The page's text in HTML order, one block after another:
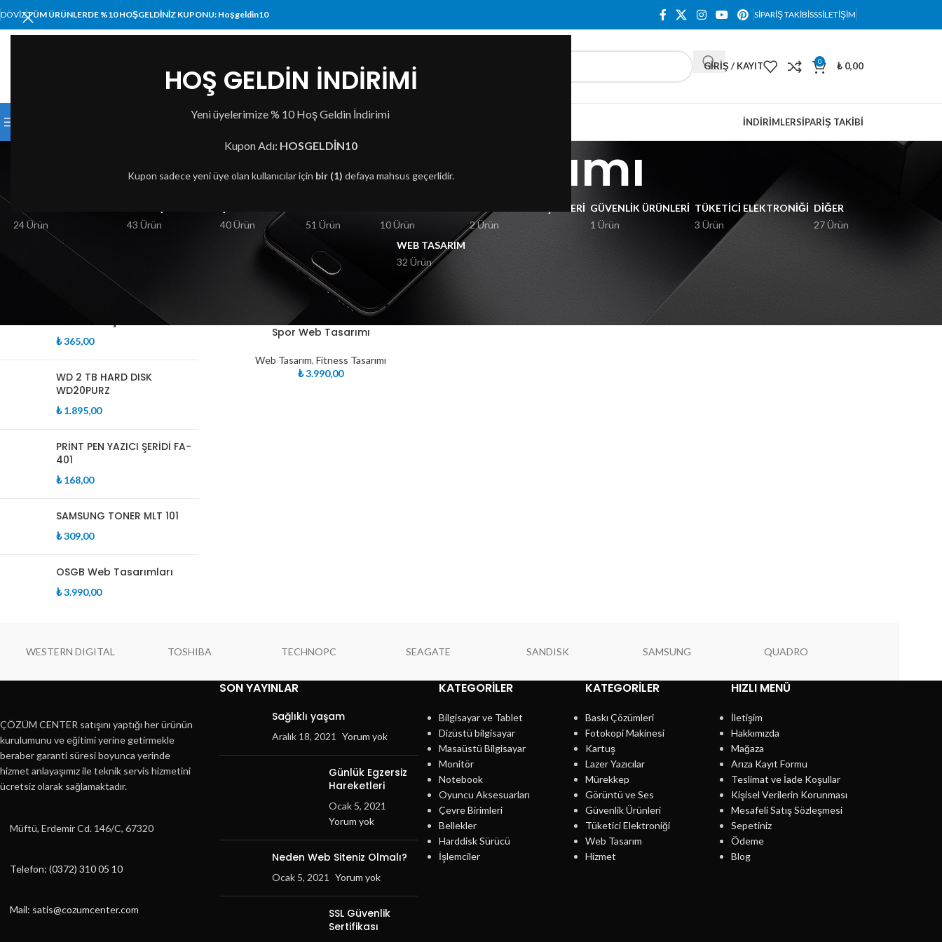
HOŞ GELDİN İNDİRİMİ
Yeni üyelerimize % 10 Hoş Geldin İndirimi
Kupon Adı: HOSGELDİN10
Kupon sadece yeni üye olan kullanıcılar için bir (1) defaya mahsus geçerlidir.
DÖVIZTÜM ÜRÜNLERDE %10 HOŞGELDİNİZ KUPONU: Hoşgeldin10 SIPARIŞ TAKIBISSSİLETIŞIM
KATEGORI SEÇIN
GIRIŞ / KAYIT 0 ₺ 0,00
ANA SAYFAMAĞAZA HAKKIMIZDAİLETIŞIM İNDIRIMLERSIPARIŞ TAKIBI
Fitness Tasarımı
24 Ürün
43 Ürün
40 Ürün
51 Ürün
10 Ürün
BILGISAYAR BILEŞENLERI
2 Ürün
GÜVENLIK ÜRÜNLERI
1 Ürün
TÜKETICI ELEKTRONIĞI
3 Ürün
DIĞER
27 Ürün
WEB TASARIM
32 Ürün
Classone G16001L
₺365,00
WD 2 TB HARD DISK
WD20PURZ
₺1.895,00
PRİNT PEN YAZICI ŞERİDİ FA-
401
₺168,00
SAMSUNG TONER MLT 101
₺309,00
OSGB Web Tasarımları
₺3.990,00
Web Tasarım Fitness Tasarımı
Spor Web Tasarımı
Web Tasarım,Fitness Tasarımı
₺3.990,00
WESTERN DIGITAL TOSHIBA TECHNOPC SEAGATE SANDISK SAMSUNG QUADRO
ÇÖZÜM CENTER satışını yaptığı her ürünün
kurulumunu ve eğitimi yerine getirmekle
beraber garanti süresi boyunca yerinde
hizmet anlayaşımız ile teknik servis hizmetini
ücretsiz olarak sağlamaktadır.
Müftü, Erdemir Cd. 146/C, 67320
Telefon: (0372) 310 05 10
Mail: satis@cozumcenter.com
SON YAYINLAR
Sağlıklı yaşam
Aralık 18, 2021 Yorum yok
Günlük Egzersiz
Hareketleri
Ocak 5, 2021
Yorum yok
Neden Web Siteniz Olmalı?
Ocak 5, 2021 Yorum yok
SSL Güvenlik
Sertifikası
KATEGORILER
Bilgisayar ve Tablet
Dizüstü bilgisayar
Masaüstü Bilgisayar
Monitör
Notebook
Oyuncu Aksesuarları
Çevre Birimleri
Bellekler
Harddisk Sürücü
İşlemciler
KATEGORILER
Baskı Çözümleri
Fotokopi Makinesi
Kartuş
Lazer Yazıcılar
Mürekkep
Görüntü ve Ses
Güvenlik Ürünleri
Tüketici Elektroniği
Web Tasarım
Hizmet
HIZLI MENÜ
İletişim
Hakkımızda
Mağaza
Arıza Kayıt Formu
Teslimat ve İade Koşullar
Kişisel Verilerin Korunması
Mesafeli Satış Sözleşmesi
Sepetiniz
Ödeme
Blog